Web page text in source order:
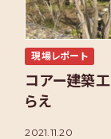
現場レポート
コアー建築
らえ
2021.11.20